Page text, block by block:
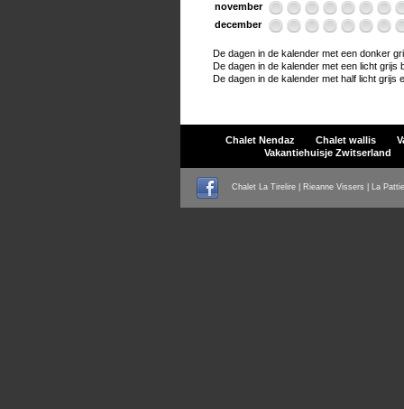
november
december
De dagen in de kalender met een donker
De dagen in de kalender met een licht grijs
De dagen in de kalender met half licht
Chalet Nendaz Chalet wallis
Vakantiehuisje Zwitserland
Chalet La Tirelire | Rieanne Vissers | La